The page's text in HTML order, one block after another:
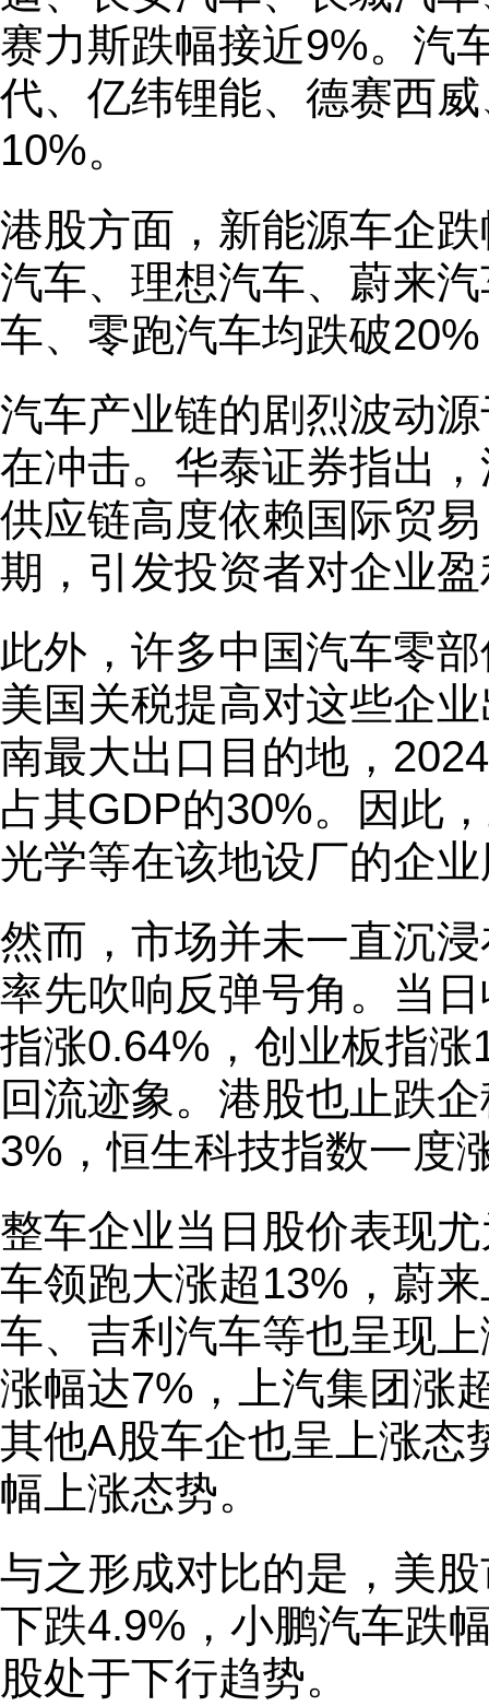
赛力斯跌幅接近9%。汽
代、亿纬锂能、德赛西
10%。
港股方面，新能源车企
汽车、理想汽车、蔚来
车、零跑汽车均跌破
汽车产业链的剧烈波动
在冲击。华泰证券指出
供应链高度依赖国际贸
期，引发投资者对企业
此外，许多中国汽车零
美国关税提高对这些企
南最大出口目的地，
占其GDP的30%。因此
光学等在该地设厂的企
然而，市场并未一直沉
率先吹响反弹号角。当
指涨0.64%，创业板指
回流迹象。港股也止跌
3%，恒生科技指数一度
整车企业当日股价表现
车领跑大涨超13%，蔚
车、吉利汽车等也呈现
涨幅达7%，上汽集团涨
其他A股车企也呈上涨态
幅上涨态势。
与之形成对比的是，美
下跌4.9%，小鹏汽车跌
股处于下行趋势。